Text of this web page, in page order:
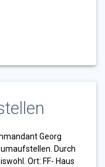
Georg
Durch
Ort: FF- Haus